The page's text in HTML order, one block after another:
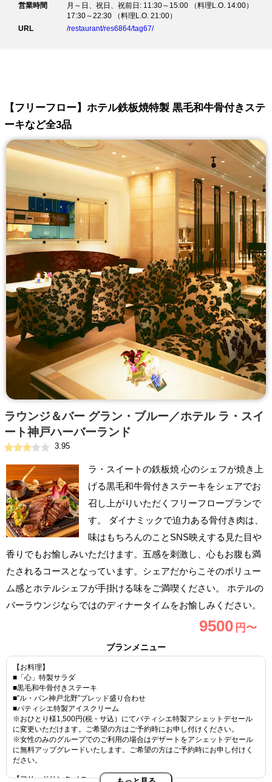
営業時間
月～日、祝日、祝前日: 11:30～15:00 （料理L.O. 14:00）
17:30～22:30 （料理L.O. 21:00）
URL
/restaurant/res6864/tag67/
【フリーフロー】ホテル鉄板焼特製 黒毛和牛骨付きステ
ーキなど全3品
ラウンジ＆バー グラン・ブルー／ホテル ラ・スイ
ート神戸ハーバーランド
3.95
ラ・スイートの鉄板焼 心のシェフが焼き上
げる黒毛和牛骨付きステーキをシェアでお
召し上がりいただくフリーフロープランで
す。 ダイナミックで迫力ある骨付き肉は、
味はもちろんのことSNS映えする見た目や
香りでもお愉しみいただけます。五感を刺激し、心もお腹も満
たされるコースとなっています。シェアだからこそのボリュー
ム感とホテルシェフが手掛ける味をご満喫ください。 ホテルの
バーラウンジならではのディナータイムをお愉しみください。
9500 円〜
プランメニュー
【お料理】
■「心」特製サラダ
■黒毛和牛骨付きステーキ
■”ル・パン神戸北野”ブレッド盛り合わせ
■パティシエ特製アイスクリーム
※おひとり様1,500円(税・サ込）にてパティシエ特製アシェットデセール
に変更いただけます。ご希望の方はご予約時にお申し付けください。
※女性のみのグループでのご利用の場合はデザートをアシェットデセール
に無料アップグレードいたします。ご希望の方はご予約時にお申し付けく
ださい。
【フリードリンク メニュー】